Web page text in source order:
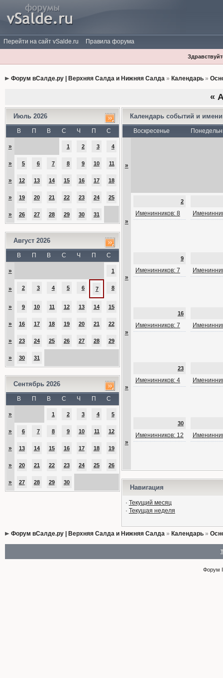
Перейти на сайт vSalde.ru Правила форума
Форум вСалде.ру | Верхняя Салда и Нижняя Салда» Календарь»
«
Июль 2026
В П В С Ч П С
» 1 2 3 4
» 5 6 7 8 9 10 11
» 12 13 14 15 16 17 18
» 19 20 21 22 23 24 25
» 26 27 28 29 30 31
Август 2026
В П В С Ч П С
» 1
» 2 3 4 5 6 7 8
» 9 10 11 12 13 14 15
» 16 17 18 19 20 21 22
» 23 24 25 26 27 28 29
» 30 31
Сентябрь 2026
В П В С Ч П С
» 1 2 3 4 5
» 6 7 8 9 10 11 12
» 13 14 15 16 17 18 19
» 20 21 22 23 24 25 26
» 27 28 29 30
Календарь событий и
Воскресенье
»
»
2
Именинников: 8
»
9
Именинников: 7
»
16
Именинников: 7
»
23
Именинников: 4
»
30
Именинников: 12
Навигация
· Текущий месяц
· Текущая неделя
Форум вСалде.ру | Верхняя Салда и Нижняя Салда» Календарь»
Форум